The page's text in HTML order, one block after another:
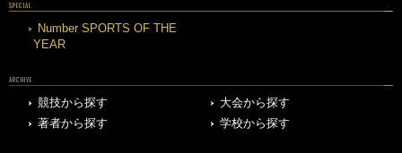
SPECIAL
Number SPORTS OF THE
YEAR
ARCHIVE
競技から探す
大会から探す
著者から探す
学校から探す